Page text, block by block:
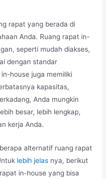
rapat yang berada di
Anda. Ruang rapat in-
seperti mudah diakses,
dengan standar
house juga memiliki
kapasitas,
Anda mungkin
besar, lebih lengkap,
kerja Anda.
alternatif ruang rapat
lebih jelas nya, berikut
in-house yang bisa